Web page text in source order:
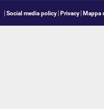
Social media policy Privacy Mappa